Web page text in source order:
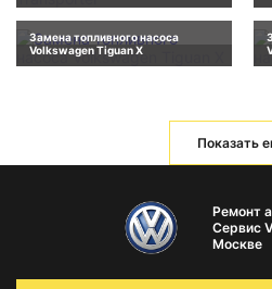
Замена топливного насоса
Volkswagen Tiguan X
Показать
Ремонт
Сервис
Москве